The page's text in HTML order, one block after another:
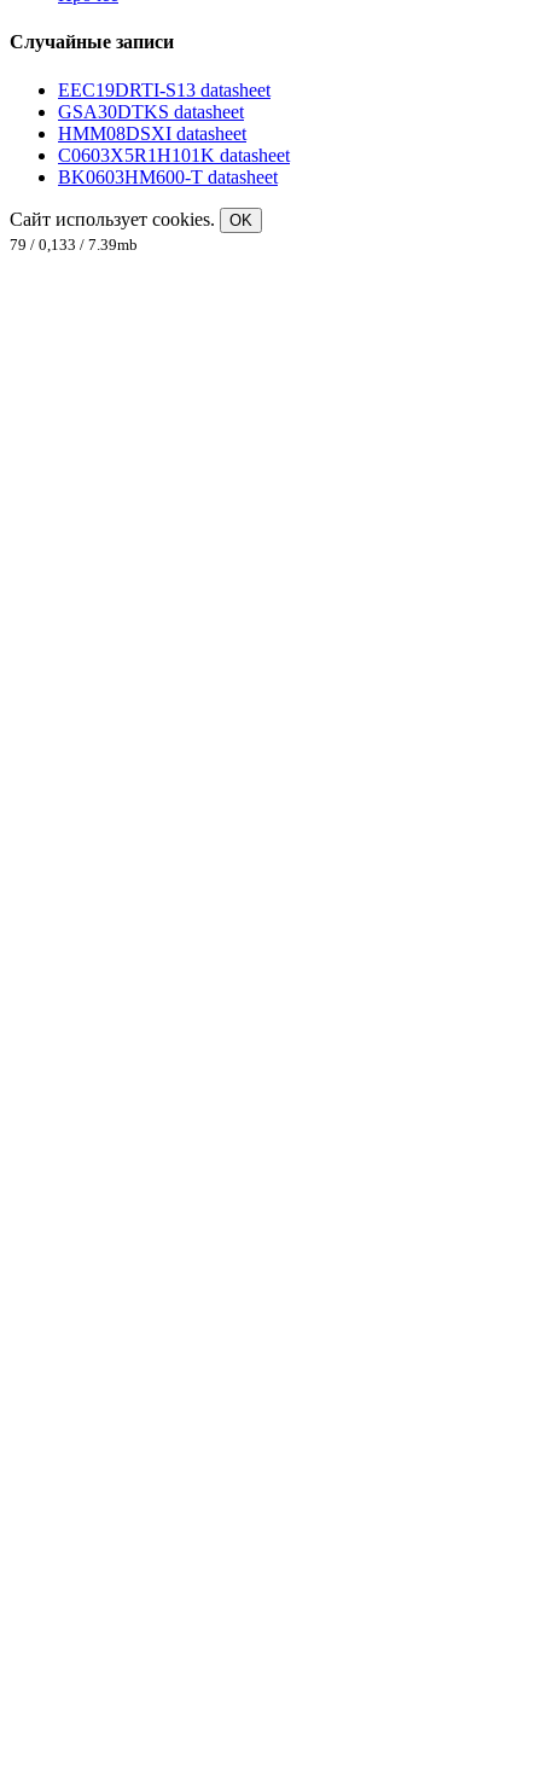
Случайные записи
EEC19DRTI-S13 datasheet
GSA30DTKS datasheet
HMM08DSXI datasheet
C0603X5R1H101K datasheet
BK0603HM600-T datasheet
Сайт использует cookies.
OK
79 / 0,133 / 7.39mb